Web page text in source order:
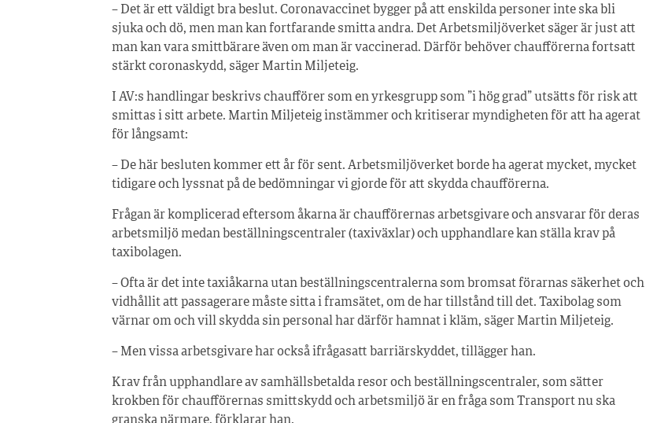
– Det är ett väldigt bra beslut. Coronavaccinet bygger på att enskilda personer inte ska bli
sjuka och dö, men man kan fortfarande smitta andra. Det Arbetsmiljöverket säger är just att
man kan vara smittbärare även om man är vaccinerad. Därför behöver chaufförerna fortsatt
stärkt coronaskydd, säger Martin Miljeteig.
I AV:s handlingar beskrivs chaufförer som en yrkesgrupp som ”i hög grad” utsätts för risk att
smittas i sitt arbete. Martin Miljeteig instämmer och kritiserar myndigheten för att ha agerat
för långsamt:
– De här besluten kommer ett år för sent. Arbetsmiljöverket borde ha agerat mycket, mycket
tidigare och lyssnat på de bedömningar vi gjorde för att skydda chaufförerna.
Frågan är komplicerad eftersom åkarna är chaufförernas arbetsgivare och ansvarar för deras
arbetsmiljö medan beställningscentraler (taxiväxlar) och upphandlare kan ställa krav på
taxibolagen.
– Ofta är det inte taxiåkarna utan beställningscentralerna som bromsat förarnas säkerhet och
vidhållit att passagerare måste sitta i framsätet, om de har tillstånd till det. Taxibolag som
värnar om och vill skydda sin personal har därför hamnat i kläm, säger Martin Miljeteig.
– Men vissa arbetsgivare har också ifrågasatt barriärskyddet, tillägger han.
Krav från upphandlare av samhällsbetalda resor och beställningscentraler, som sätter
krokben för chaufförernas smittskydd och arbetsmiljö är en fråga som Transport nu ska